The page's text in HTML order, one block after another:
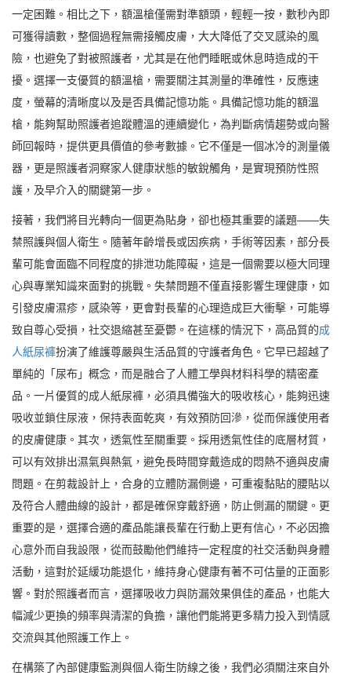
一定困難。相比之下，額溫槍僅需對準額頭，輕輕一按，數秒內即
可獲得讀數，整個過程無需接觸皮膚，大大降低了交叉感染的風
險，也避免了對被照護者，尤其是在他們睡眠或休息時造成的干
擾。選擇一支優質的額溫槍，需要關注其測量的準確性，反應速
度，螢幕的清晰度以及是否具備記憶功能。具備記憶功能的額溫
槍，能夠幫助照護者追蹤體溫的連續變化，為判斷病情趨勢或向醫
師回報時，提供更具價值的參考數據。它不僅是一個冰冷的測量儀
器，更是照護者洞察家人健康狀態的敏銳觸角，是實現預防性照
護，及早介入的關鍵第一步。
接著，我們將目光轉向一個更為貼身，卻也極其重要的議題——失
禁照護與個人衛生。隨著年齡增長或因疾病，手術等因素，部分長
輩可能會面臨不同程度的排泄功能障礙，這是一個需要以極大同理
心與專業知識來面對的挑戰。失禁問題不僅直接影響生理健康，如
引發皮膚濕疹，感染等，更會對長輩的心理造成巨大衝擊，可能導
致自尊心受損，社交退縮甚至憂鬱。在這樣的情況下，高品質的成
人紙尿褲扮演了維護尊嚴與生活品質的守護者角色。它早已超越了
單純的「尿布」概念，而是融合了人體工學與材料科學的精密產
品。一片優質的成人紙尿褲，必須具備強大的吸收核心，能夠迅速
吸收並鎖住尿液，保持表面乾爽，有效預防回滲，從而保護使用者
的皮膚健康。其次，透氣性至關重要。採用透氣性佳的底層材質，
可以有效排出濕氣與熱氣，避免長時間穿戴造成的悶熱不適與皮膚
問題。在剪裁設計上，合身的立體防漏側邊，可重複黏貼的腰貼以
及符合人體曲線的設計，都是確保穿戴舒適，防止側漏的關鍵。更
重要的是，選擇合適的產品能讓長輩在行動上更有信心，不必因擔
心意外而自我設限，從而鼓勵他們維持一定程度的社交活動與身體
活動，這對於延緩功能退化，維持身心健康有著不可估量的正面影
響。對於照護者而言，選擇吸收力與防漏效果俱佳的產品，也能大
幅減少更換的頻率與清潔的負擔，讓他們能將更多精力投入到情感
交流與其他照護工作上。
在構築了內部健康監測與個人衛生防線之後，我們必須關注來自外